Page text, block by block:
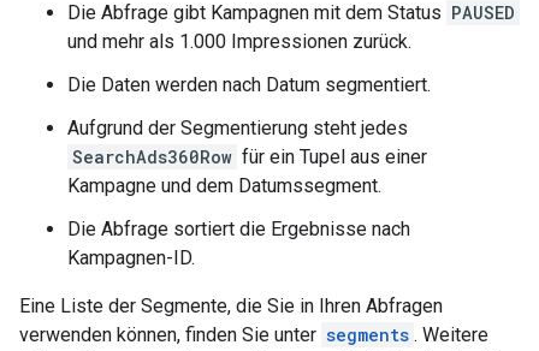
Die Abfrage gibt Kampagnen mit dem Status PAUSED
und mehr als 1.000 Impressionen zurück.
Die Daten werden nach Datum segmentiert.
Aufgrund der Segmentierung steht jedes
SearchAds360Row für ein Tupel aus einer
Kampagne und dem Datumssegment.
Die Abfrage sortiert die Ergebnisse nach
Kampagnen-ID.
Eine Liste der Segmente, die Sie in Ihren Abfragen
verwenden können, finden Sie unter segments . Weitere